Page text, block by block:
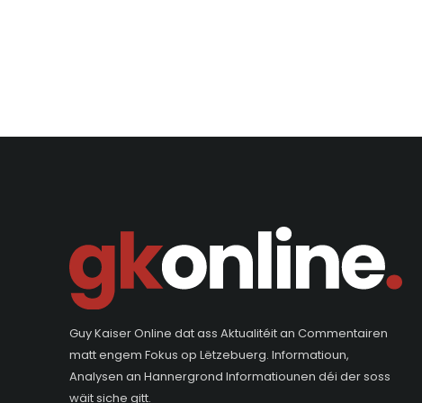
Guy Kaiser Online dat ass Aktualitéit an Commentairen
matt engem Fokus op Lëtzebuerg. Informatioun,
Analysen an Hannergrond Informatiounen déi der soss
wäit siche gitt.